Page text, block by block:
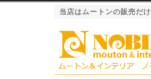
当店はムートンの販売だ